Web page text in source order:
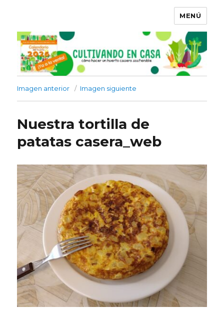
MENÚ
Imagen anterior Imagen siguiente
Nuestra tortilla de
patatas casera_web